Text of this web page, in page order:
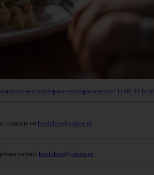
nutricion-pasa-cenas-pasta-arroz-11146141.html
contacte en bitelchux@yahoo.es.
contact bitelchux@yahoo.es.